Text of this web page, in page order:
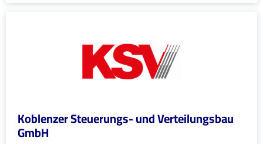
Koblenzer Steuerungs- und Verteilungsbau
GmbH